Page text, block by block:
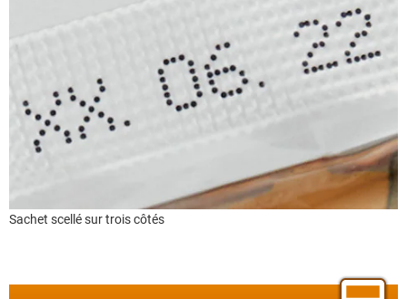
Sachet scellé sur trois côtés